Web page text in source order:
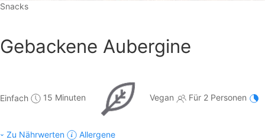
Snacks
Gebackene Aubergine
Einfach 15 Minuten Vegan Für 2 Personen
Zu Nährwerten Allergene